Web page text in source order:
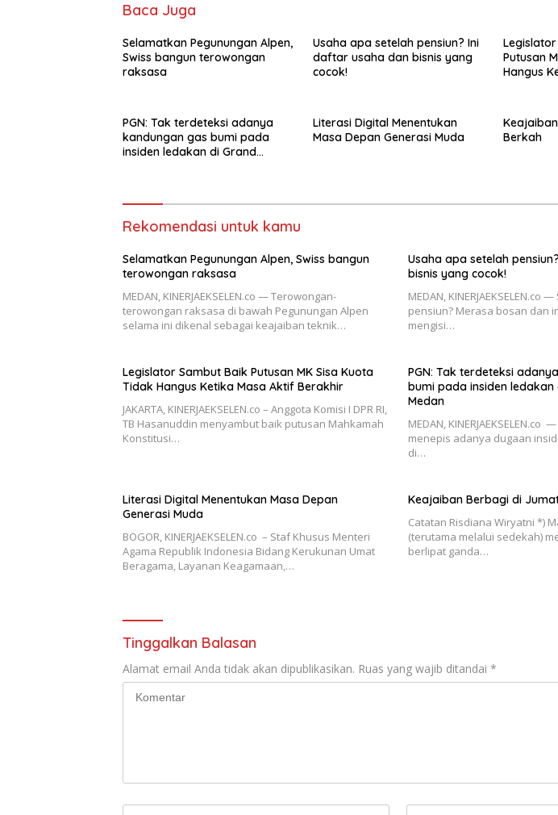
Baca Juga
Selamatkan Pegunungan Alpen,
Swiss bangun terowongan
raksasa
Usaha apa setelah pensiun? Ini
daftar usaha dan bisnis yang
cocok!
Putusan
Hangus
PGN: Tak terdeteksi adanya
kandungan gas bumi pada
insiden ledakan di Grand
Literasi Digital Menentukan
Masa Depan Generasi Muda
Berkah
Rekomendasi untuk kamu
Selamatkan Pegunungan Alpen, Swiss bangun
terowongan raksasa
MEDAN, KINERJAEKSELEN.co — Terowongan-
terowongan raksasa di bawah Pegunungan Alpen
selama ini dikenal sebagai keajaiban teknik…
Usaha apa setelah
bisnis yang cocok!
MEDAN,
pensiun? Merasa bosan dan
mengisi…
Legislator Sambut Baik Putusan MK Sisa Kuota
Tidak Hangus Ketika Masa Aktif Berakhir
JAKARTA, KINERJAEKSELEN.co – Anggota Komisi I DPR RI,
TB Hasanuddin menyambut baik putusan Mahkamah
Konstitusi…
PGN: Tak terdeteksi
bumi pada insiden ledakan
Medan
MEDAN, KINERJAEKSELEN.co
menepis adanya dugaan
di…
Literasi Digital Menentukan Masa Depan
Generasi Muda
BOGOR, KINERJAEKSELEN.co – Staf Khusus Menteri
Agama Republik Indonesia Bidang Kerukunan Umat
Beragama, Layanan Keagamaan,…
Keajaiban Berbagi di
Catatan Risdiana Wiryatni *)
(terutama melalui sedekah)
berlipat ganda…
Tinggalkan Balasan
Alamat email Anda tidak akan dipublikasikan. Ruas yang wajib ditandai *